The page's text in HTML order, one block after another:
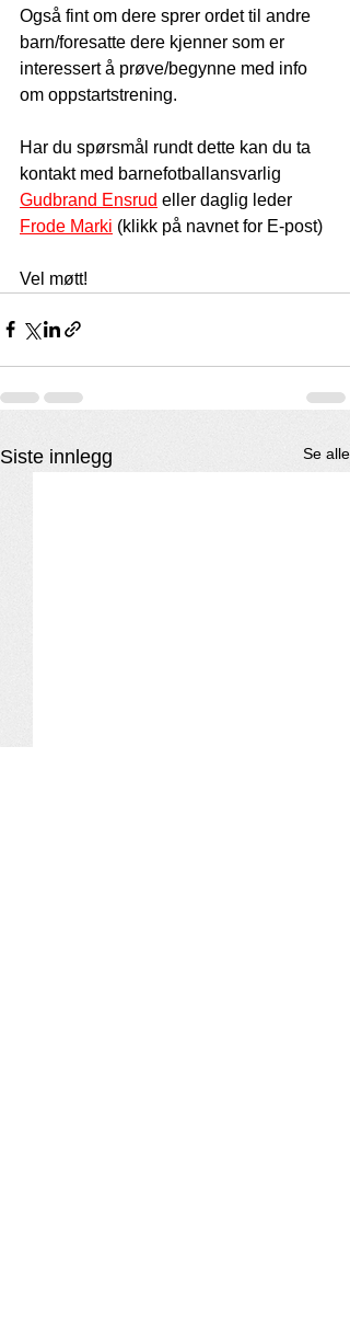
Også fint om dere sprer ordet til andre
barn/foresatte dere kjenner som er
interessert å prøve/begynne med info
om oppstartstrening.
Har du spørsmål rundt dette kan du ta
kontakt med barnefotballansvarlig
Gudbrand Ensrud eller daglig leder
Frode Marki (klikk på navnet for E-post)
Vel møtt!
Siste innlegg Se alle